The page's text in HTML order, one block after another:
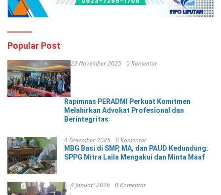
Popular Post
22 November 2025 0 Komentar
Rapimnas PERADMI Perkuat Komitmen
Melahirkan Advokat Profesional dan
Berintegritas
4 Desember 2025 0 Komentar
MBG Basi di SMP, MA, dan PAUD Kedundung:
SPPG Mitra Laila Mengakui dan Minta Maaf
4 Januari 2026 0 Komentar